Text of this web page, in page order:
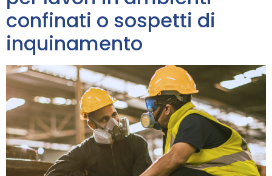
confinati o sospetti di
inquinamento